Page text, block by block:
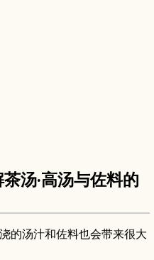
汤·高汤与佐料的
的汤汁和佐料也会带来很大